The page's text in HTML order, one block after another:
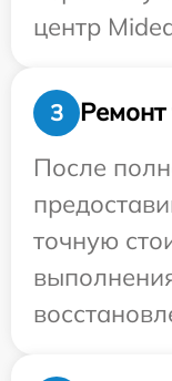
центр
3
Ремонт
После
точную